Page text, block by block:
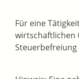
Für eine
wirtschaftlichen